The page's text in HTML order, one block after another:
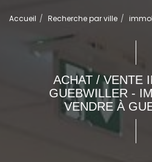
Accueil Recherche par ville
ACHAT / VENTE
GUEBWILLER -
VENDRE À